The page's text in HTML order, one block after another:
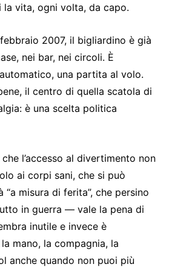
vita, ogni volta, da capo.
2007, il bigliardino è già
nei bar, nei circoli. È
una partita al volo.
il centro di quella scatola di
è una scelta politica
l’accesso al divertimento non
ai corpi sani, che si può
misura di ferita”, che persino
in guerra — vale la pena di
inutile e invece è
mano, la compagnia, la
anche quando non puoi più